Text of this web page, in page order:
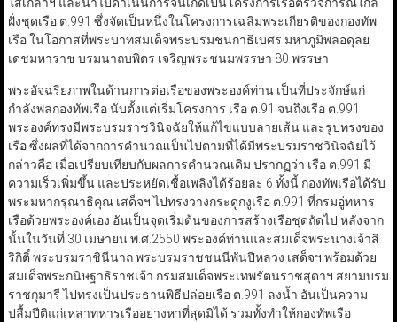
ใส่เกล้าฯ และนำไปดำเนินการจนเกิดเป็นโครงการเรือตรวจการณ์ใกล้
ฝั่งชุดเรือ ต.991 ซึ่งจัดเป็นหนึ่งในโครงการเฉลิมพระเกียรติของกองทัพ
เรือ ในโอกาสที่พระบาทสมเด็จพระบรมชนกาธิเบศร มหาภูมิพลอดุลย
เดชมหาราช บรมนาถบพิตร เจริญพระชนมพรรษา 80 พรรษา
พระอัจฉริยภาพในด้านการต่อเรือของพระองค์ท่าน เป็นที่ประจักษ์แก่
กำลังพลกองทัพเรือ นับตั้งแต่เริ่มโครงการ เรือ ต.91 จนถึงเรือ ต.991
พระองค์ทรงมีพระบรมราชวินิจฉัยให้แก้ไขแบบลายเส้น และรูปทรงของ
เรือ ซึ่งผลที่ได้จากการคำนวณเป็นไปตามที่ได้มีพระบรมราชวินิจฉัยไว้
กล่าวคือ เมื่อเปรียบเทียบกับผลการคำนวณเดิม ปรากฏว่า เรือ ต.991 มี
ความเร็วเพิ่มขึ้น และประหยัดเชื้อเพลิงได้ร้อยละ 6 ทั้งนี้ กองทัพเรือได้รับ
พระมหากรุณาธิคุณ เสด็จฯ ไปทรงวางกระดูกงูเรือ ต.991 ที่กรมอู่ทหาร
เรือด้วยพระองค์เอง อันเป็นจุดเริ่มต้นของการสร้างเรือชุดถัดไป หลังจาก
นั้นในวันที่ 30 เมษายน พ.ศ.2550 พระองค์ท่านและสมเด็จพระนางเจ้าสิ
ริกิติ์ พระบรมราชินีนาถ พระบรมราชชนนีพันปีหลวง เสด็จฯ พร้อมด้วย
สมเด็จพระกนิษฐาธิราชเจ้า กรมสมเด็จพระเทพรัตนราชสุดาฯ สยามบรม
ราชกุมารี ไปทรงเป็นประธานพิธีปล่อยเรือ ต.991 ลงน้ำ อันเป็นความ
ปลื้มปีติแก่เหล่าทหารเรืออย่างหาที่สุดมิได้ รวมทั้งทำให้กองทัพเรือ